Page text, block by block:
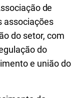
de
associações
do setor, com
do
e união do